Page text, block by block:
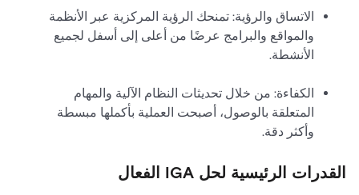
الاتساق والرؤية: تمنحك الرؤية المركزية عبر الأنظمة
والمواقع والبرامج عرضًا من أعلى إلى أسفل لجميع
الأنشطة.
الكفاءة: من خلال تحديثات النظام الآلية والمهام
المتعلقة بالوصول، أصبحت العملية بأكملها مبسطة
وأكثر دقة.
القدرات الرئيسية لحل IGA الفعال